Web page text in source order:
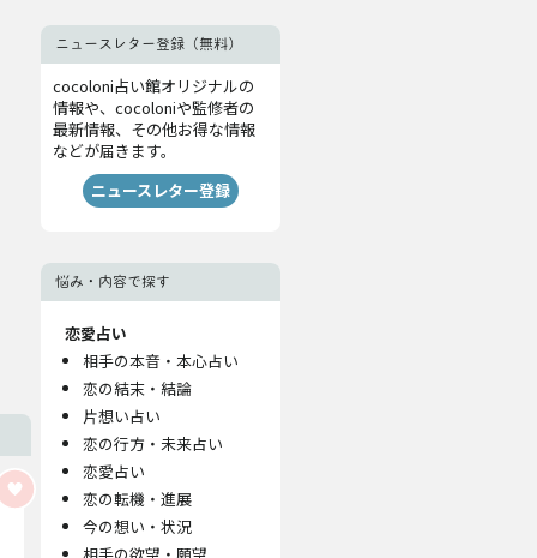
ニュースレター登録（無料）
cocoloni占い館オリジナルの
情報や、cocoloniや監修者の
最新情報、その他お得な情報
などが届きます。
ニュースレター登録
悩み・内容で探す
恋愛占い
相手の本音・本心占い
恋の結末・結論
片想い占い
恋の行方・未来占い
恋愛占い
恋の転機・進展
今の想い・状況